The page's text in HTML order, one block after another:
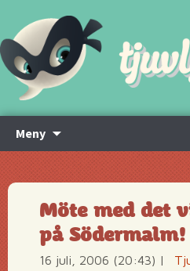
Meny
innehåll
Möte med det
på Södermalm!
16 juli, 2006 (20:43) |